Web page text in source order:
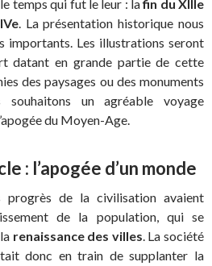
temps qui fut le leur : lafin du XIIIe
. La présentation historique nous
importants. Les illustrations seront
datant en grande partie de cette
des paysages ou des monuments
souhaitons un agréable voyage
du Moyen-Age.
: l’apogée d’un monde
progrès de la civilisation avaient
de la population, qui se
renaissance des villes. La société
donc en train de supplanter la